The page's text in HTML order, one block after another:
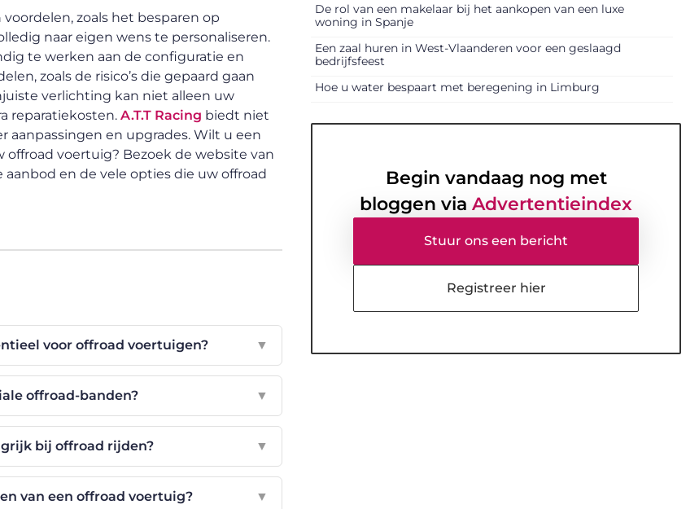
zoals het besparen op
naar eigen wens te personaliseren.
te werken aan de configuratie en
zoals de risico’s die gepaard gaan
verlichting kan niet alleen uw
reparatiekosten. A.T.T Racing biedt niet
aanpassingen en upgrades. Wilt u een
offroad voertuig? Bezoek de website van
en de vele opties die uw offroad
voor offroad voertuigen? ▼
offroad-banden? ▼
bij offroad rijden? ▼
van een offroad voertuig? ▼
De rol van een makelaar bij het aankopen van een luxe
woning in Spanje
Een zaal huren in West-Vlaanderen voor een geslaagd
bedrijfsfeest
Hoe u water bespaart met beregening in Limburg
Begin vandaag nog met
bloggen via Advertentieindex
Stuur ons een bericht
Registreer hier